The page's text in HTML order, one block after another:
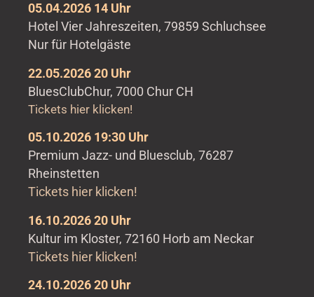
05.04.2026 14 Uhr
Hotel Vier Jahreszeiten, 79859 Schluchsee
Nur für Hotelgäste
22.05.2026 20 Uhr
BluesClubChur, 7000 Chur CH
Tickets hier klicken!
05.10.2026 19:30 Uhr
Premium Jazz- und Bluesclub, 76287
Rheinstetten
Tickets hier klicken!
16.10.2026 20 Uhr
Kultur im Kloster, 72160 Horb am Neckar
Tickets hier klicken!
24.10.2026 20 Uhr